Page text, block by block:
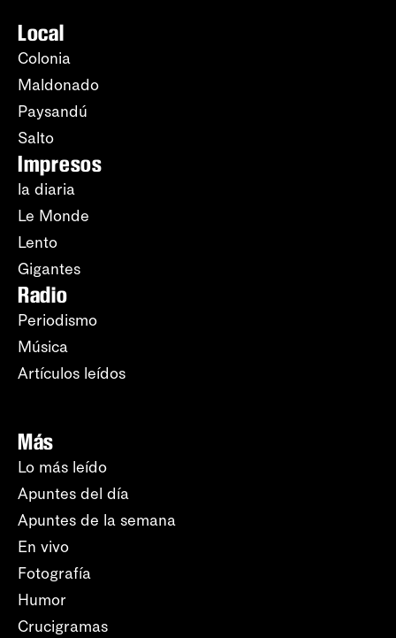
Local
Colonia
Maldonado
Paysandú
Salto
Impresos
la diaria
Le Monde
Lento
Gigantes
Radio
Periodismo
Música
Artículos leídos
Más
Lo más leído
Apuntes del día
Apuntes de la semana
En vivo
Fotografía
Humor
Crucigramas